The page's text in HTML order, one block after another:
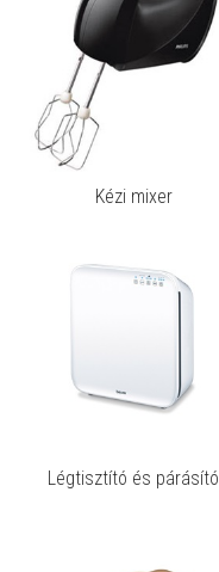
Kézi mixer
Légtisztító és párásító